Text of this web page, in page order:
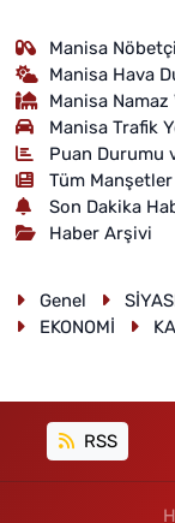
Manisa
Manisa Hava
Manisa
Manisa Trafik
Puan Durumu
Tüm Manşetler
Son Dakika
Haber Arşivi
Genel
EKONOMİ
RSS